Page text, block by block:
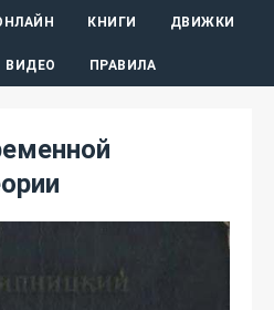
КНИГИ ДВИЖКИ
ВИДЕО ПРАВИЛА